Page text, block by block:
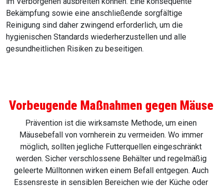
Bekämpfung sowie eine anschließende sorgfältige
Reinigung sind daher zwingend erforderlich, um die
hygienischen Standards wiederherzustellen und alle
gesundheitlichen Risiken zu beseitigen.
Vorbeugende Maßnahmen gegen Mäuse
Prävention ist die wirksamste Methode, um einen
Mäusebefall von vornherein zu vermeiden. Wo immer
möglich, sollten jegliche Futterquellen eingeschränkt
werden. Sicher verschlossene Behälter und regelmäßig
geleerte Mülltonnen wirken einem Befall entgegen. Auch
Essensreste in sensiblen Bereichen wie der Küche oder